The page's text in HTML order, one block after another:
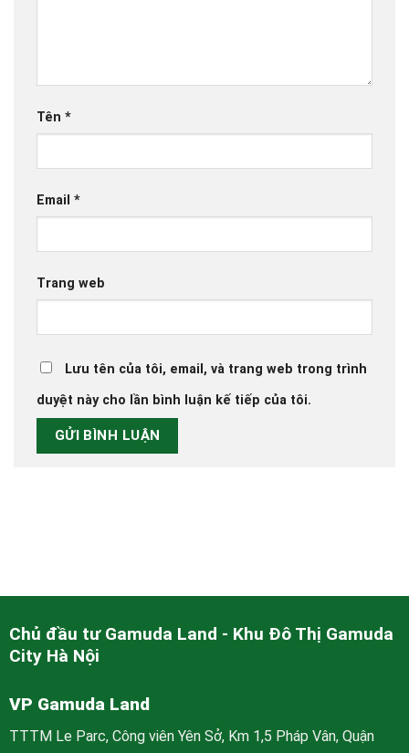
Tên *
Email *
Trang web
Lưu tên của tôi, email, và trang web trong trình
duyệt này cho lần bình luận kế tiếp của tôi.
Chủ đầu tư Gamuda Land - Khu Đô Thị Gamuda
City Hà Nội
VP Gamuda Land
TTTM Le Parc, Công viên Yên Sở, Km 1,5 Pháp Vân, Quận